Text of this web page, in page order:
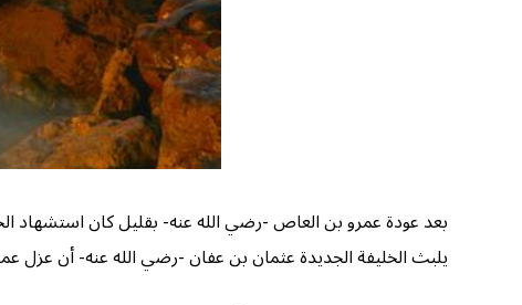
يلبث الخليفة الجديدة عثمان بن عفان -رضي الله عنه- أن عزل عمرو